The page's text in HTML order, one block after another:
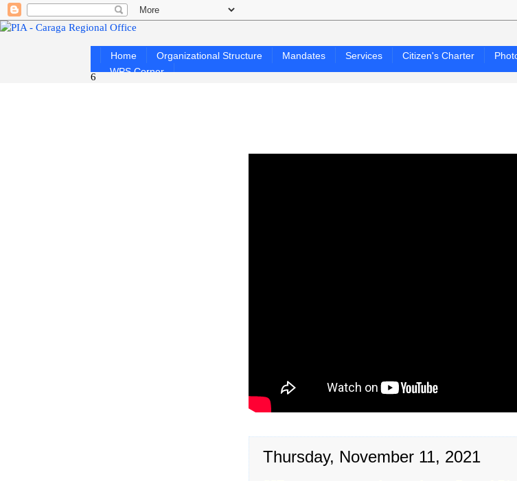
Home Organizational Structure Mandates Services Citizen's Charter
WPS Corner
6
Thursday, November 11, 2021